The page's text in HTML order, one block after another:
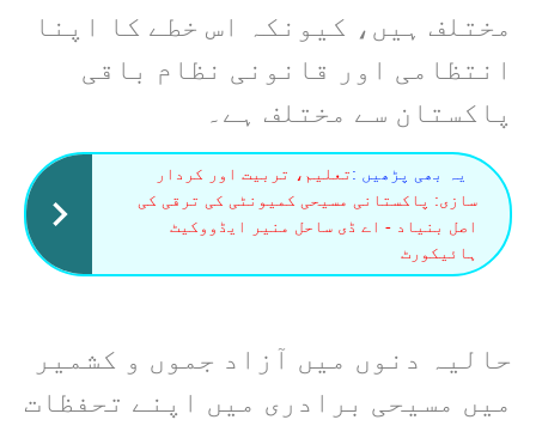
مختلف ہیں، کیونکہ اس خطے کا اپنا
انتظامی اور قانونی نظام باقی
پاکستان سے مختلف ہے۔
یہ بھی پڑھیں : تعلیم، تربیت اور کردار
سازی: پاکستانی مسیحی کمیونٹی کی ترقی کی
اصل بنیاد - اے ڈی ساحل منیر ایڈووکیٹ
ہائیکورٹ
حالیہ دنوں میں آزاد جموں و کشمیر
میں مسیحی برادری میں اپنے تحفظات